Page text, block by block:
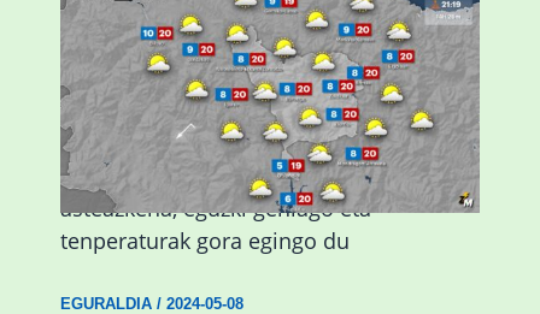
Eguraldiak hobera egingo du gaur,
asteazkena, eguzki gehiago eta
tenperaturak gora egingo du
EGURALDIA/ 2024-05-08